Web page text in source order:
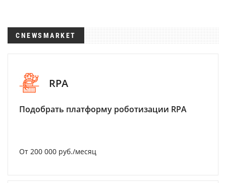
CNEWSMARKET
RPA
Подобрать платформу роботизации RPA
От 200 000 руб./месяц